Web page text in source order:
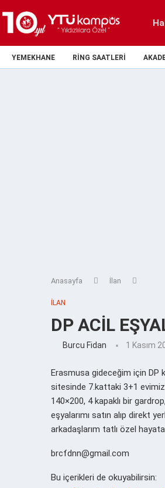
YEMEKHANE RING SAATLERI
Anasayfa İlan
İLAN
DP ACİL
Burcu Fidan 1 Kasım
Erasmusa gideceğim için DP
sitesinde 7.kattaki 3+1
140×200, 4 kapaklı bir
eşyalarımı satın alıp direkt
arkadaşlarım tatlı özel
brcfdnn@gmail.com
Bu içerikleri de okuyabilirsin: